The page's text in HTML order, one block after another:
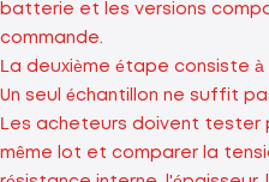
batterie et les versions
commande.
La deuxième étape consiste
Un seul échantillon ne suffit
Les acheteurs doivent tester
même lot et comparer la